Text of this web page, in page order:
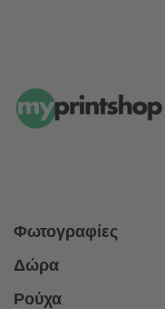
Φωτογραφίες
Δώρα
Ρούχα